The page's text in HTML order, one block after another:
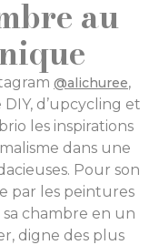
au
@alichuree,
d’upcycling et
les inspirations
dans une
Pour son
par les peintures
chambre en un
digne des plus